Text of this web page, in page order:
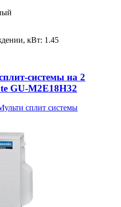
кВт: 1.45
системы на 2
GU-M2E18H32
сплит системы